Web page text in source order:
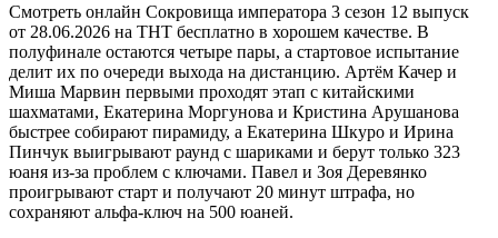
Смотреть онлайн Сокровища императора 3 сезон 12 выпуск
от 28.06.2026 на ТНТ бесплатно в хорошем качестве. В
полуфинале остаются четыре пары, а стартовое испытание
делит их по очереди выхода на дистанцию. Артём Качер и
Миша Марвин первыми проходят этап с китайскими
шахматами, Екатерина Моргунова и Кристина Арушанова
быстрее собирают пирамиду, а Екатерина Шкуро и Ирина
Пинчук выигрывают раунд с шариками и берут только 323
юаня из-за проблем с ключами. Павел и Зоя Деревянко
проигрывают старт и получают 20 минут штрафа, но
сохраняют альфа-ключ на 500 юаней.